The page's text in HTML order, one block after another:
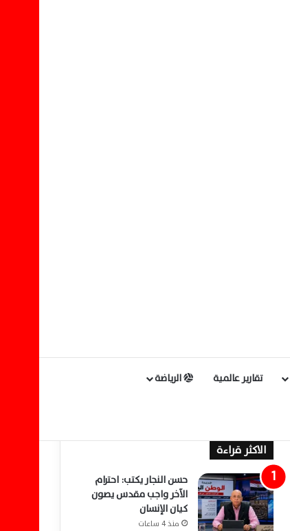
تقارير عالمية الرياضة
الاكثر قراءة
حسن النجار يكتب: احترام
الآخر واجب مقدس يصون
كيان الإنسان
منذ 4 ساعات